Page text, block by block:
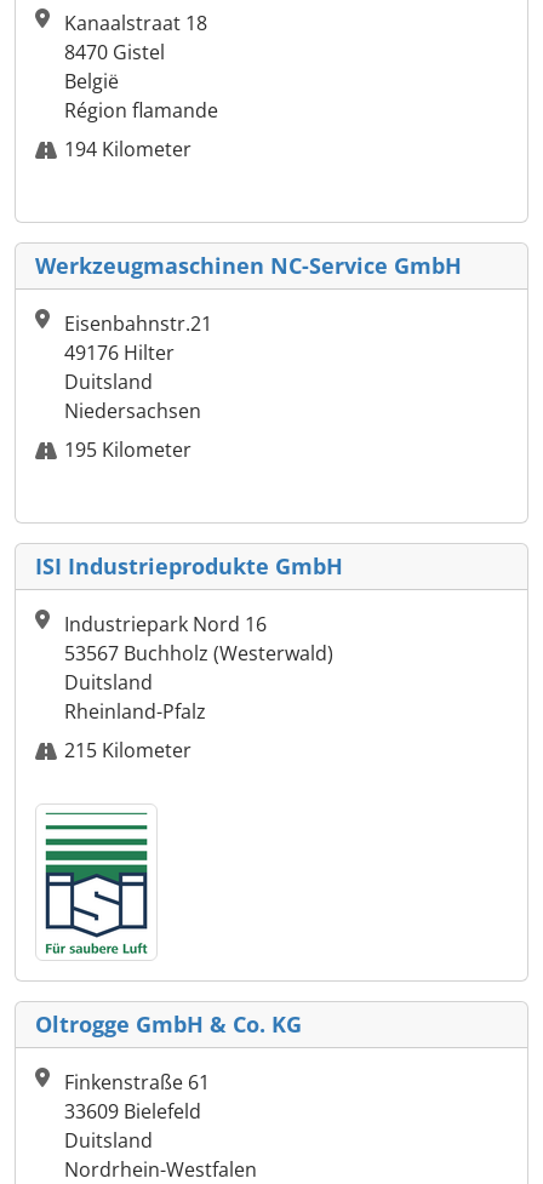
Kanaalstraat 18
8470 Gistel
België
Région flamande
194 Kilometer
Werkzeugmaschinen NC-Service GmbH
Eisenbahnstr.21
49176 Hilter
Duitsland
Niedersachsen
195 Kilometer
ISI Industrieprodukte GmbH
Industriepark Nord 16
53567 Buchholz (Westerwald)
Duitsland
Rheinland-Pfalz
215 Kilometer
Oltrogge GmbH & Co. KG
Finkenstraße 61
33609 Bielefeld
Duitsland
Nordrhein-Westfalen